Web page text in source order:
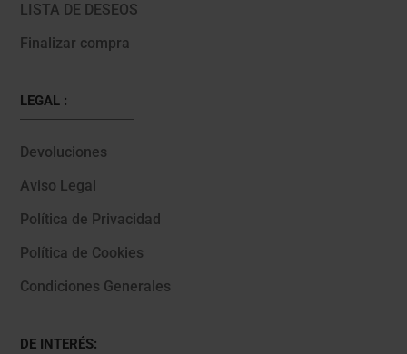
LISTA DE DESEOS
Finalizar compra
LEGAL :
Devoluciones
Aviso Legal
Política de Privacidad
Política de Cookies
Condiciones Generales
DE INTERÉS: